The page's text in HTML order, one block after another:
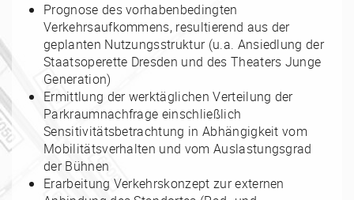
Prognose des vorhabenbedingten
Verkehrsaufkommens, resultierend aus der
geplanten Nutzungsstruktur (u.a. Ansiedlung der
Staatsoperette Dresden und des Theaters Junge
Generation)
Ermittlung der werktäglichen Verteilung der
Parkraumnachfrage einschließlich
Sensitivitätsbetrachtung in Abhängigkeit vom
Mobilitätsverhalten und vom Auslastungsgrad
der Bühnen
Erarbeitung Verkehrskonzept zur externen